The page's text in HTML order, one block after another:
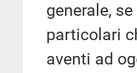
generale,
particolari
aventi ad